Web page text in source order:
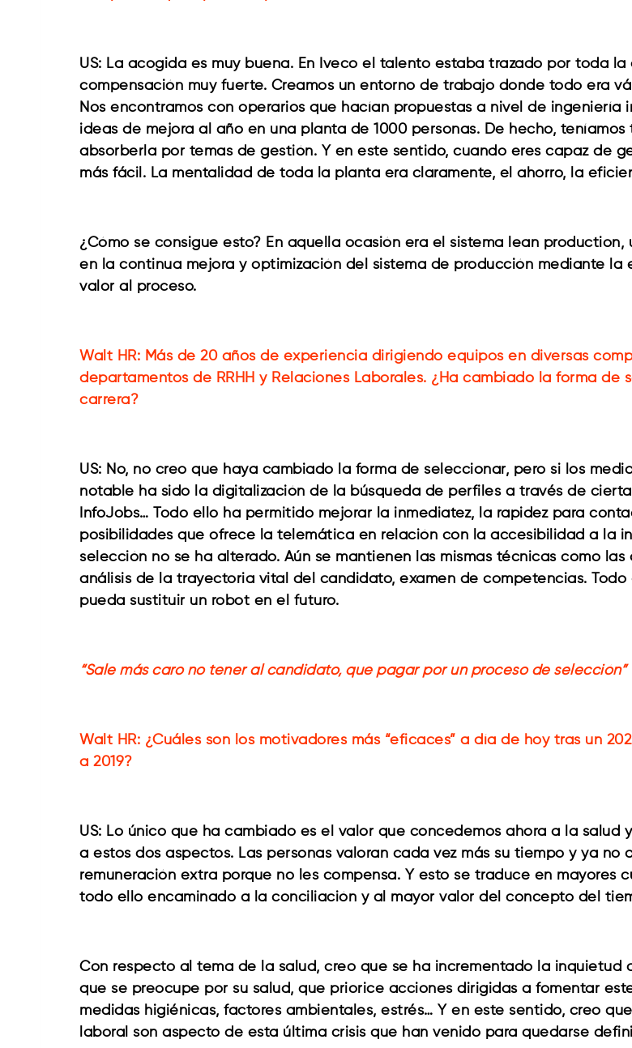
US: La acogida es muy buena. En Iveco el talento estaba trazado por toda
compensación muy fuerte. Creamos un entorno de trabajo donde todo era
Nos encontramos con operarios que hacían propuestas a nivel de ingeniería
ideas de mejora al año en una planta de 1000 personas. De hecho,
absorberla por temas de gestión. Y en este sentido, cuando eres capaz de
más fácil. La mentalidad de toda la planta era claramente, el ahorro, la
¿Cómo se consigue esto? En aquella ocasión era el sistema lean
en la continua mejora y optimización del sistema de producción mediante
valor al proceso.
Walt HR: Más de 20 años de experiencia dirigiendo equipos en diversas
departamentos de RRHH y Relaciones Laborales. ¿Ha cambiado la forma
carrera?
US: No, no creo que haya cambiado la forma de seleccionar, pero si los
notable ha sido la digitalización de la búsqueda de perfiles a través de
InfoJobs… Todo ello ha permitido mejorar la inmediatez, la rapidez para
posibilidades que ofrece la telemática en relación con la accesibilidad a la
selección no se ha alterado. Aún se mantienen las mismas técnicas como
análisis de la trayectoria vital del candidato, examen de competencias.
pueda sustituir un robot en el futuro.
“Sale más caro no tener al candidato, que pagar por un proceso de selección”
Walt HR: ¿Cuáles son los motivadores más “eficaces” a día de hoy tras un
a 2019?
US: Lo único que ha cambiado es el valor que concedemos ahora a la
a estos dos aspectos. Las personas valoran cada vez más su tiempo y ya no
remuneración extra porque no les compensa. Y esto se traduce en
todo ello encaminado a la conciliación y al mayor valor del concepto del
Con respecto al tema de la salud, creo que se ha incrementado la
que se preocupe por su salud, que priorice acciones dirigidas a fomentar
medidas higiénicas, factores ambientales, estrés… Y en este sentido, creo
laboral son aspecto de esta última crisis que han venido para quedarse